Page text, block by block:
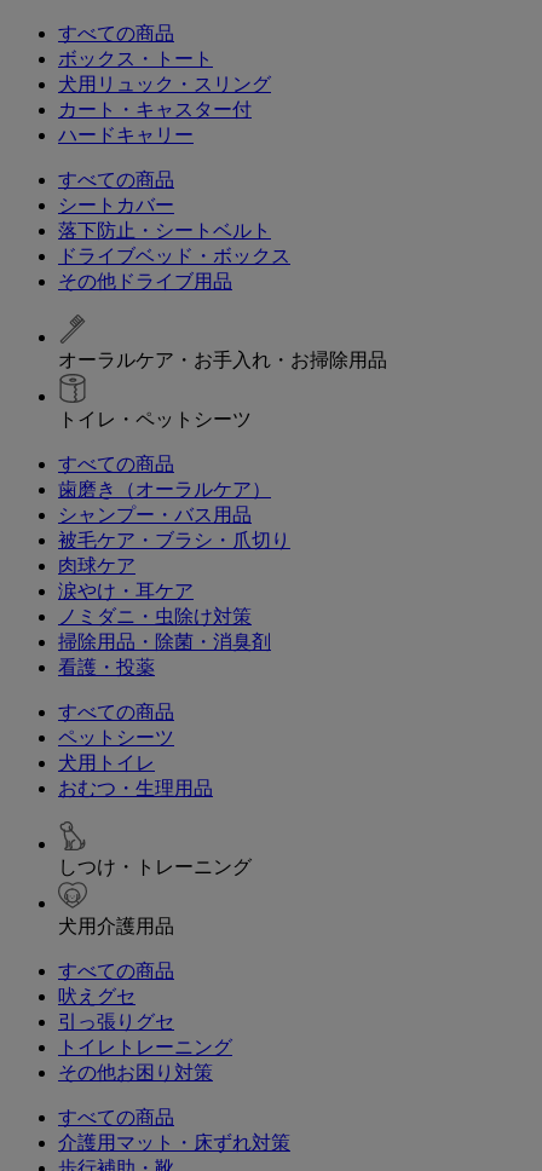
すべての商品
ボックス・トート
犬用リュック・スリング
カート・キャスター付
ハードキャリー
すべての商品
シートカバー
落下防止・シートベルト
ドライブベッド・ボックス
その他ドライブ用品
オーラルケア・お手入れ・お掃除用品
トイレ・ペットシーツ
すべての商品
歯磨き（オーラルケア）
シャンプー・バス用品
被毛ケア・ブラシ・爪切り
肉球ケア
涙やけ・耳ケア
ノミダニ・虫除け対策
掃除用品・除菌・消臭剤
看護・投薬
すべての商品
ペットシーツ
犬用トイレ
おむつ・生理用品
しつけ・トレーニング
犬用介護用品
すべての商品
吠えグセ
引っ張りグセ
トイレトレーニング
その他お困り対策
すべての商品
介護用マット・床ずれ対策